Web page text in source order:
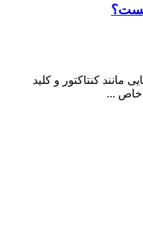
مانند کنتاکتور و کلید
خاص ...